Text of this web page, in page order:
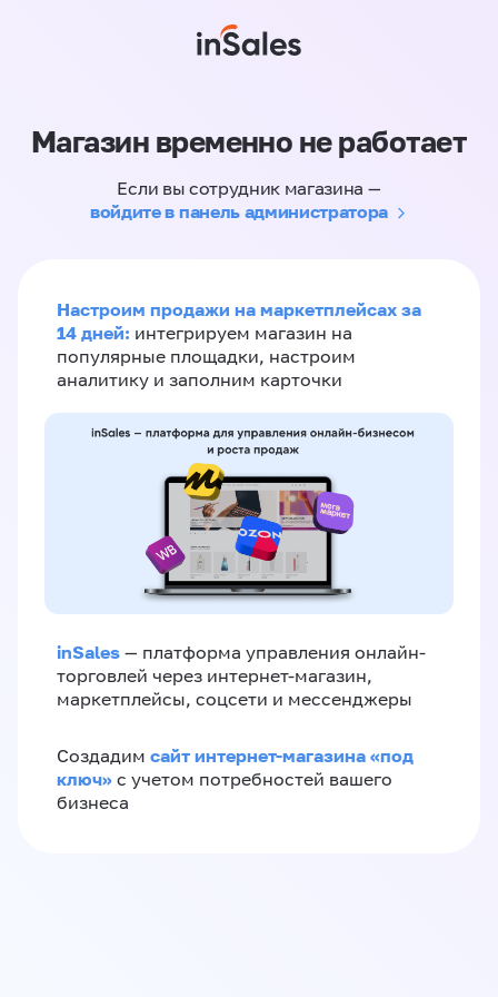
Магазин временно не работает
Если вы сотрудник магазина —
войдите в панель администратора
Настроим продажи на маркетплейсах за
14 дней: интегрируем магазин на
популярные площадки, настроим
аналитику и заполним карточки
inSales — платформа управления онлайн-
торговлей через интернет-магазин,
маркетплейсы, соцсети и мессенджеры
Создадим сайт интернет-магазина «под
ключ» с учетом потребностей вашего
бизнеса